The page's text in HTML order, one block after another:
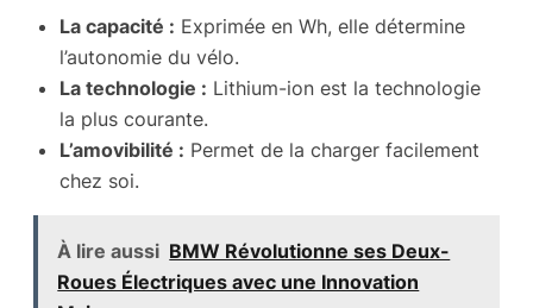
La capacité : Exprimée en Wh, elle détermine
l’autonomie du vélo.
La technologie : Lithium-ion est la technologie
la plus courante.
L’amovibilité : Permet de la charger facilement
chez soi.
À lire aussi BMW Révolutionne ses Deux-
Roues Électriques avec une Innovation